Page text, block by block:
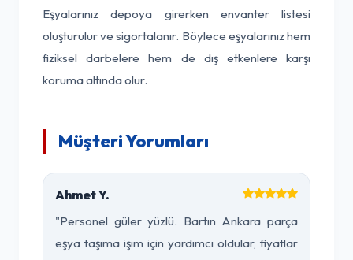
Eşyalarınız depoya girerken envanter listesi
oluşturulur ve sigortalanır. Böylece eşyalarınız hem
fiziksel darbelere hem de dış etkenlere karşı
koruma altında olur.
Müşteri Yorumları
Ahmet Y.
"Personel güler yüzlü. Bartın Ankara parça
eşya taşıma işim için yardımcı oldular, fiyatlar